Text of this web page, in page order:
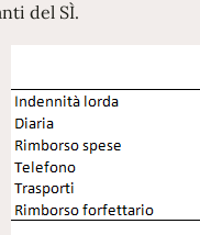
del SÌ.